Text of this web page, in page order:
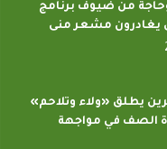
وحاجة من ضيوف برنامج
يغادرون مشعر منى
يطلق «ولاء وتلاحم»
الصف في مواجهة